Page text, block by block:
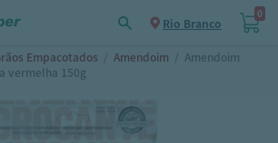
Rio Branco
0
Empacotados / Amendoim / Amendoim
vermelha 150g